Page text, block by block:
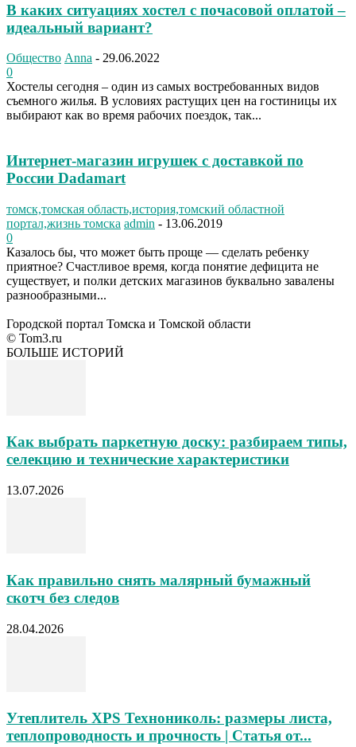
В каких ситуациях хостел с почасовой оплатой –
идеальный вариант?
Общество Anna - 29.06.2022
0
Хостелы сегодня – один из самых востребованных видов
съемного жилья. В условиях растущих цен на гостиницы их
выбирают как во время рабочих поездок, так...
Интернет-магазин игрушек с доставкой по
России Dadamart
томск,томская область,история,томский областной
портал,жизнь томска admin - 13.06.2019
0
Казалось бы, что может быть проще — сделать ребенку
приятное? Счастливое время, когда понятие дефицита не
существует, и полки детских магазинов буквально завалены
разнообразными...
Городской портал Томска и Томской области
© Tom3.ru
БОЛЬШЕ ИСТОРИЙ
Как выбрать паркетную доску: разбираем типы,
селекцию и технические характеристики
13.07.2026
Как правильно снять малярный бумажный
скотч без следов
28.04.2026
Утеплитель XPS Технониколь: размеры листа,
теплопроводность и прочность | Статья от...